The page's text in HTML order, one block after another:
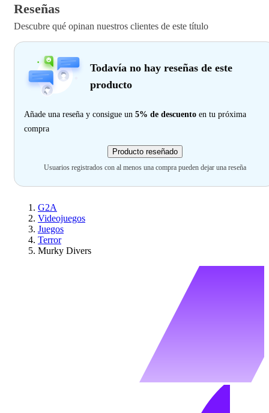
Reseñas
Descubre qué opinan nuestros clientes de este título
Todavía no hay reseñas de este
producto
Añade una reseña y consigue un 5% de descuento en tu próxima
compra
Producto reseñado
Usuarios registrados con al menos una compra pueden dejar una reseña
G2A
Videojuegos
Juegos
Terror
Murky Divers